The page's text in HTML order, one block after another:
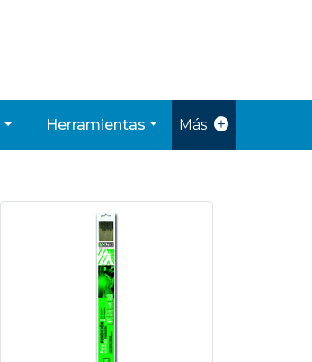
herramientas Más